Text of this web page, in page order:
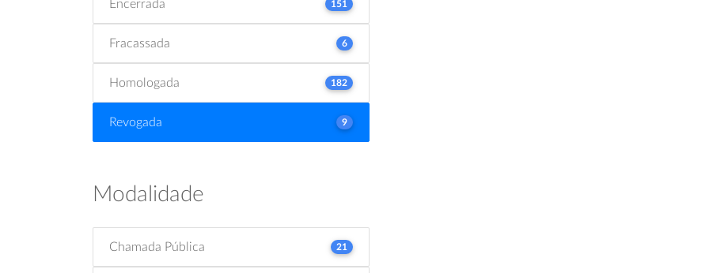
Encerrada 151
Fracassada 6
Homologada 182
Revogada 9
Modalidade
Chamada Pública 21